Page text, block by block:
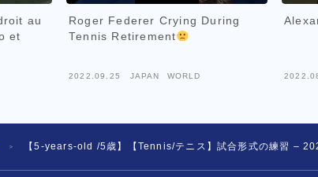
au
et
Roger Federer Crying During
Tennis Retirement
2022.09.25 JAPAN WORLD
＞ 【5-years-old /5歳】【Tennis/テニス】試合形式の練習 –